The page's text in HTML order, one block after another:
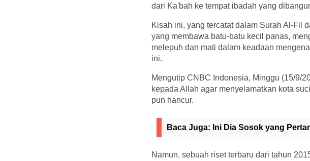
dari Ka'bah ke tempat ibadah yang
Kisah ini, yang tercatat dalam Surah Al-Fil
yang membawa batu-batu kecil panas,
melepuh dan mati dalam keadaan
ini.
Mengutip CNBC Indonesia, Minggu (15/9/
kepada Allah agar menyelamatkan kota
pun hancur.
Baca Juga: Ini Dia Sosok yang
Namun, sebuah riset terbaru dari tahun